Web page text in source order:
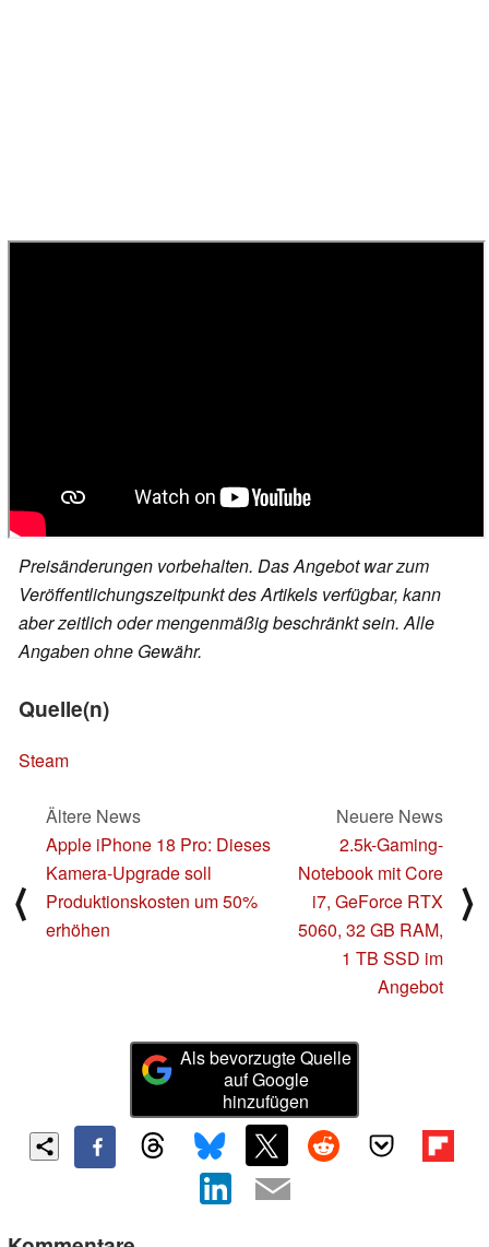
Preisänderungen vorbehalten. Das Angebot war zum
Veröffentlichungszeitpunkt des Artikels verfügbar, kann
aber zeitlich oder mengenmäßig beschränkt sein. Alle
Angaben ohne Gewähr.
Quelle(n)
Steam
⟨
Ältere News
Apple iPhone 18 Pro: Dieses
Kamera-Upgrade soll
Produktionskosten um 50%
erhöhen
Neuere News
2.5k-Gaming-
Notebook mit Core
i7, GeForce RTX
5060, 32 GB RAM,
1 TB SSD im
Angebot
⟩
Als bevorzugte Quelle
auf Google
hinzufügen